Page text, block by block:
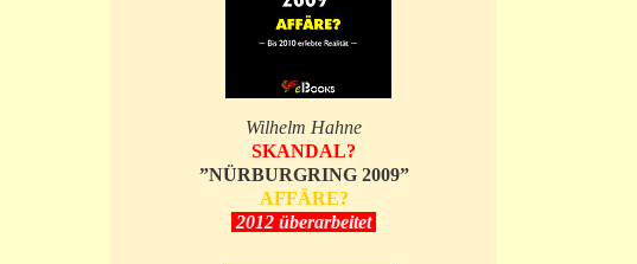
Wilhelm Hahne
SKANDAL?
”NÜRBURGRING 2009”
AFFÄRE?
2012 überarbeitet